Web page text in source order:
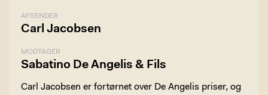
AFSENDER
Carl Jacobsen
MODTAGER
Sabatino De Angelis & Fils
Carl Jacobsen er fortørnet over De Angelis priser, og